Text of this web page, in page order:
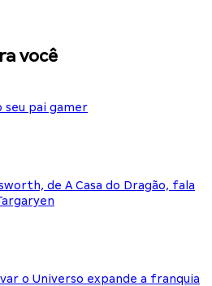
você
seu pai gamer
de A Casa do Dragão, fala
o Universo expande a franquia